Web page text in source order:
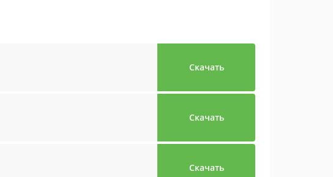
Скачать
Скачать
Скачать